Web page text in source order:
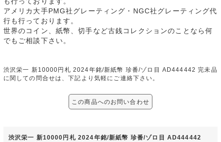
アメリカ大手PMG社グレーティング・NGC社グレーティング代
行も行っております。
世界のコイン、紙幣、切手など古銭コレクションのことなら何
でもご相談下さい。
渋沢栄一 新10000円札 2024年銘/新紙幣 珍番/ゾロ目 AD444442 完未品
に関しての問合せは、下記より気軽にご連絡下さい。
この商品へのお問い合わせ
渋沢栄一 新10000円札 2024年銘/新紙幣 珍番/ゾロ目 AD444442